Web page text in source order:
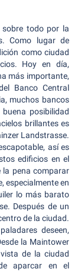
todo por la
Como lugar de
como ciudad
Hoy en día,
más importante,
Banco Central
muchos bancos
posibilidad
brillantes es
Landstrasse.
así es
edificios en el
la pena comparar
especialmente en
lo más barato
Después de un
de la ciudad.
deseen,
la Maintower
de la ciudad
aparcar en el